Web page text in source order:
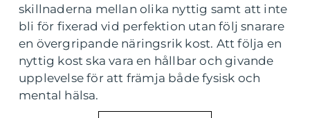
skillnaderna mellan olika nyttig samt att inte
bli för fixerad vid perfektion utan följ snarare
en övergripande näringsrik kost. Att följa en
nyttig kost ska vara en hållbar och givande
upplevelse för att främja både fysisk och
mental hälsa.